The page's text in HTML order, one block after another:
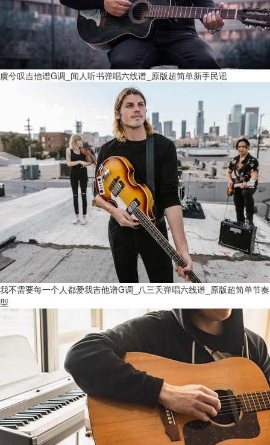
虞兮叹吉他谱G调_闻人听书弹唱六线谱_原版超简单新手民谣
我不需要每一个人都爱我吉他谱G调_八三夭弹唱六线谱_原版超简单节奏
型